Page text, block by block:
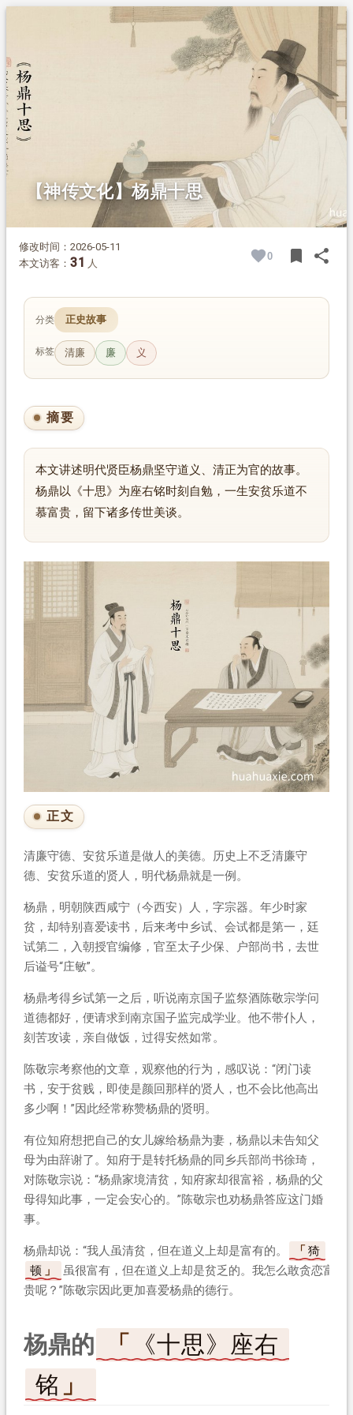
杨鼎的《十思》座右铭
【神传文化】杨鼎十思
修改时间：2026-05-11
本文访客： 31 人
0 bookmark share
分类 正史故事
标签 清廉 廉 义
摘要
本文讲述明代贤臣杨鼎坚守道义、清正为官的故事。
杨鼎以《十思》为座右铭时刻自勉，一生安贫乐道不
慕富贵，留下诸多传世美谈。
正文
清廉守德、安贫乐道是做人的美德。历史上不乏清廉守
德、安贫乐道的贤人，明代杨鼎就是一例。
杨鼎，明朝陕西咸宁（今西安）人，字宗器。年少时家
贫，却特别喜爱读书，后来考中乡试、会试都是第一，廷
试第二，入朝授官编修，官至太子少保、户部尚书，去世
后谥号“庄敏”。
杨鼎考得乡试第一之后，听说南京国子监祭酒陈敬宗学问
道德都好，便请求到南京国子监完成学业。他不带仆人，
刻苦攻读，亲自做饭，过得安然如常。
陈敬宗考察他的文章，观察他的行为，感叹说：“闭门读
书，安于贫贱，即使是颜回那样的贤人，也不会比他高出
多少啊！”因此经常称赞杨鼎的贤明。
有位知府想把自己的女儿嫁给杨鼎为妻，杨鼎以未告知父
母为由辞谢了。知府于是转托杨鼎的同乡兵部尚书徐琦，
对陈敬宗说：“杨鼎家境清贫，知府家却很富裕，杨鼎的父
母得知此事，一定会安心的。”陈敬宗也劝杨鼎答应这门婚
事。
杨鼎却说：“我人虽清贫，但在道义上却是富有的。
猗
顿
虽很富有，但在道义上却是贫乏的。我怎么敢贪恋富
贵呢？”陈敬宗因此更加喜爱杨鼎的德行。
杨鼎的
《十思》座右
铭